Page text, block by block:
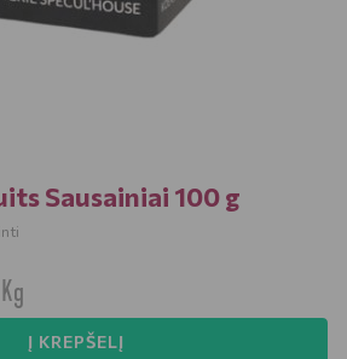
Sausainiai 100 g
Į KREPŠELĮ